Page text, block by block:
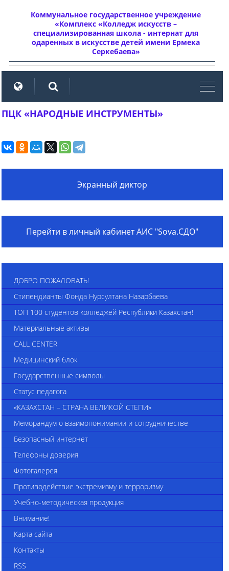
Коммунальное государственное учреждение
«Комплекс «Колледж искусств –
специализированная школа - интернат для
одаренных в искусстве детей имени Ермека
Серкебаева»
ПЦК «НАРОДНЫЕ ИНСТРУМЕНТЫ»
Экранный диктор
Перейти в личный кабинет АИС "Sova.СДО"
ДОБРО ПОЖАЛОВАТЬ!
Стипендианты Фонда Нурсултана Назарбаева
ТОП 100 студентов колледжей Республики Казахстан!
Материальные активы
CALL CENTER
Медицинский блок
Государственные символы
Статус педагога
«КАЗАХСТАН – СТРАНА ВЕЛИКОЙ СТЕПИ»
Меморандум о взаимопонимании и сотрудничестве
Безопасный интернет
Телефоны доверия
Фотогалерея
Противодействие экстремизму и терроризму
Учебно-методическая продукция
Внимание!
Карта сайта
Контакты
RSS